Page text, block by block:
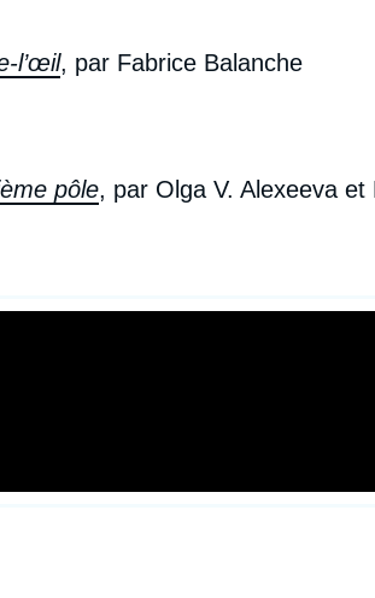
l’œil, par Fabrice Balanche
pôle, par Olga V. Alexeeva